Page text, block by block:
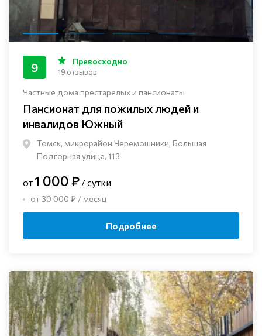
Частные дома престарелых и пансионаты
Пансионат для пожилых людей и
инвалидов Южный
Томск, микрорайон Черемошники, Большая
Подгорная улица, 113
9 Превосходно
19 отзывов
от1 000 ₽ / сутки
от 30 000 ₽ / месяц
Подробнее